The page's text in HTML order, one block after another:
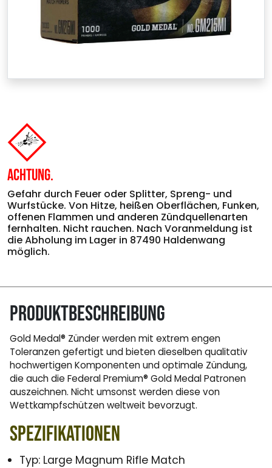
Achtung.
Gefahr durch Feuer oder Splitter, Spreng- und
Wurfstücke. Von Hitze, heißen Oberflächen, Funken,
offenen Flammen und anderen Zündquellenarten
fernhalten. Nicht rauchen. Nach Voranmeldung ist
die Abholung im Lager in 87490 Haldenwang
möglich.
Produktbeschreibung
Gold Medal® Zünder werden mit extrem engen
Toleranzen gefertigt und bieten dieselben qualitativ
hochwertigen Komponenten und optimale Zündung,
die auch die Federal Premium® Gold Medal Patronen
auszeichnen. Nicht umsonst werden diese von
Wettkampfschützen weltweit bevorzugt.
Spezifikationen
Typ: Large Magnum Rifle Match